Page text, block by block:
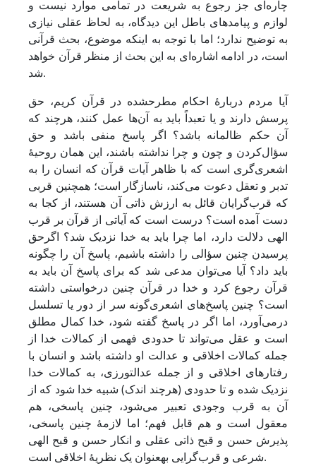
چاره‌ای جز رجوع به شریعت در تمامی موارد نیست و
لوازم و پیامدهای باطل این دیدگاه، به لحاظ عقلی نیازی
به توضیح ندارد؛ اما با توجه به اینکه موضوع، بحث قرآنی
است، در ادامه اشاره‌ای به این بحث از منظر قرآن خواهد
شد.
آیا مردم دربارۀ احکام مطرح­شده در قرآن کریم، حق
پرسش دارند و یا تعبداً باید به آن‌ها عمل کنند، هرچند که
آن حکم ظالمانه باشد؟ اگر پاسخ منفی باشد و حق
سؤال‌کردن و چون و چرا نداشته باشند، این همان روحیۀ
اشعری‌گری است که با ظاهر آیات قرآن که انسان را به
تدبر و تعقل دعوت می‌کند، ناسازگار است؛ همچنین قربی
که قرب‌گرایان قائل به ارزش ذاتی آن هستند، از کجا به
دست آمده است؟ درست است که آیاتی از قرآن بر قرب
الهی دلالت دارد، اما چرا باید به خدا نزدیک شد؟ اگرحق
پرسیدن چنین سؤالی را داشته باشیم، پاسخ آن را چگونه
باید داد؟ آیا می‌توان مدعی شد که برای پاسخ آن باید به
قرآن رجوع کرد و خدا در قرآن چنین درخواستی داشته
است؟ چنین پاسخ‌های اشعر‌ی‌گونه سر از دور یا تسلسل
درمی‌آورد، اما اگر در پاسخ گفته شود، خدا کمال مطلق
است و عقل می‌تواند تا حدودی فهمی از کمالات خدا از
جمله کمالات اخلاقی و عدالت او داشته باشد و انسان با
رفتارهای اخلاقی و از جمله عدالت­ورزی، به کمالات خدا
نزدیک شده و تا حدودی (هرچند اندک) شبیه خدا شود که از
آن به قرب وجودی تعبیر می‌شود، چنین پاسخی، هم
معقول است و هم قابل فهم؛ اما لازمۀ چنین پاسخی،
پذیرش حسن و قبح ذاتی عقلی و انکار حسن و قبح الهی
شرعی و قرب‌گرایی به­عنوان یک نظریۀ اخلاقی است.